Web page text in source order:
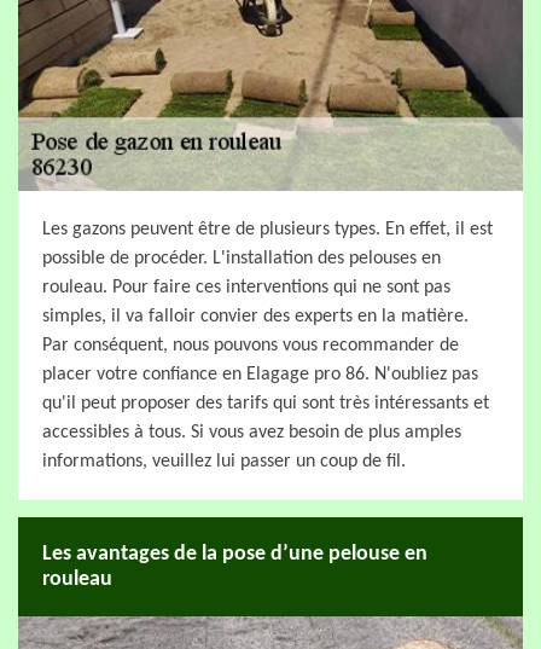
Les gazons peuvent être de plusieurs types. En effet, il est
possible de procéder. L'installation des pelouses en
rouleau. Pour faire ces interventions qui ne sont pas
simples, il va falloir convier des experts en la matière.
Par conséquent, nous pouvons vous recommander de
placer votre confiance en Elagage pro 86. N'oubliez pas
qu'il peut proposer des tarifs qui sont très intéressants et
accessibles à tous. Si vous avez besoin de plus amples
informations, veuillez lui passer un coup de fil.
Les avantages de la pose d’une pelouse en
rouleau